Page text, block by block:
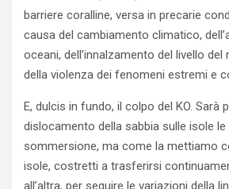
barriere coralline, versa in precarie
causa del cambiamento climatico,
oceani, dell’innalzamento del livello del
della violenza dei fenomeni estremi e
E, dulcis in fundo, il colpo del KO. Sarà
dislocamento della sabbia sulle isole le
sommersione, ma come la mettiamo
isole, costretti a trasferirsi
all’altra, per seguire le variazioni della